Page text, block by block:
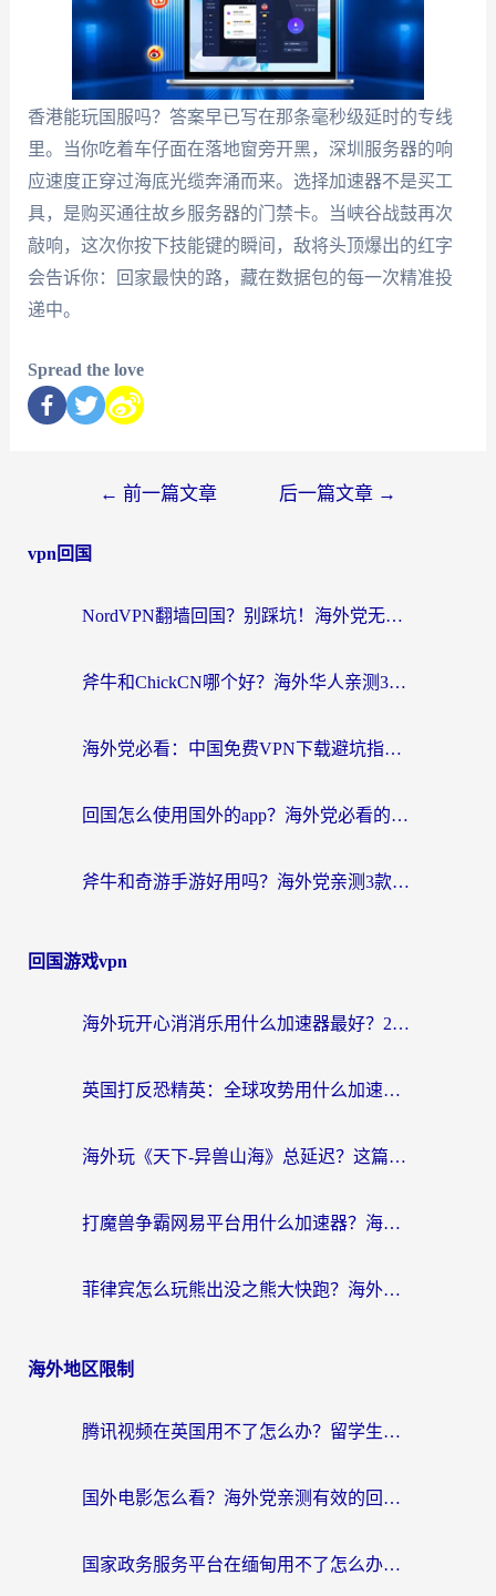
香港能玩国服吗？答案早已写在那条毫秒级延时的专线
里。当你吃着车仔面在落地窗旁开黑，深圳服务器的响
应速度正穿过海底光缆奔涌而来。选择加速器不是买工
具，是购买通往故乡服务器的门禁卡。当峡谷战鼓再次
敲响，这次你按下技能键的瞬间，敌将头顶爆出的红字
会告诉你：回家最快的路，藏在数据包的每一次精准投
递中。
Spread the love
← 前一篇文章 后一篇文章 →
vpn回国
NordVPN翻墙回国？别踩坑！海外党无缝访问国内资源的真实指南
斧牛和ChickCN哪个好？海外华人亲测3款回国加速器+免费试用攻略
海外党必看：中国免费VPN下载避坑指南 + 无缝访问国内资源的终极方案
回国怎么使用国外的app？海外党必看的无缝访问国内资源全攻略
斧牛和奇游手游好用吗？海外党亲测3款回国加速器，选对才能无缝刷国内资源
回国游戏vpn
海外玩开心消消乐用什么加速器最好？2026真实体验指南，告别延迟卡顿
英国打反恐精英：全球攻势用什么加速器？2026年实测有效的国服游戏加速指南
海外玩《天下-异兽山海》总延迟？这篇延迟加速器指南帮你告别卡顿（附日本玩Sky光·遇最高警戒解决方案）
打魔兽争霸网易平台用什么加速器？海外党亲测有效的国服游戏加速指南
菲律宾怎么玩熊出没之熊大快跑？海外党国服游戏加速终极攻略（附3款热门游戏实测）
海外地区限制
腾讯视频在英国用不了怎么办？留学生亲测有效的回国加速器指南
国外电影怎么看？海外党亲测有效的回国加速器选择指南
国家政务服务平台在缅甸用不了怎么办？海外华人必看的回国加速全攻略